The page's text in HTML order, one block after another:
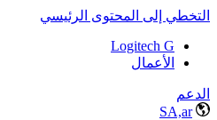
التخطي إلى المحتوى الرئيسي
Logitech G
الأعمال
الدعم
SA,ar